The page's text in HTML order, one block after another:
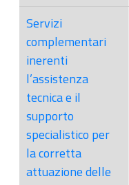
Servizi
complementari
inerenti
l’assistenza
tecnica e il
supporto
specialistico per
la corretta
attuazione delle